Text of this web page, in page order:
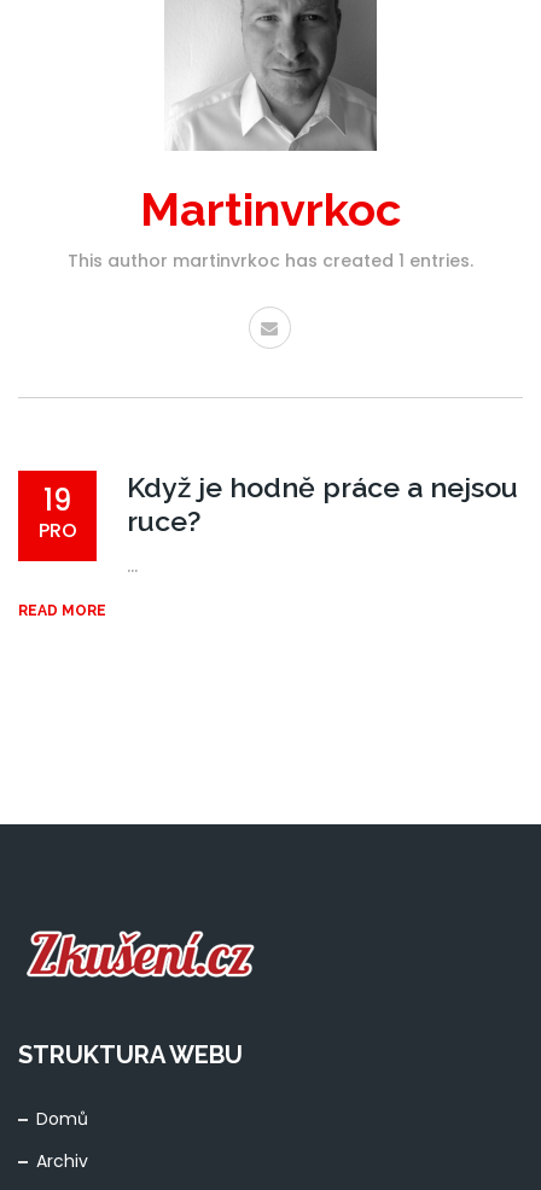
Martinvrkoc
This author martinvrkoc has created 1 entries.
19
PRO
Když je hodně práce a nejsou
ruce?
...
READ MORE
STRUKTURA WEBU
Domů
Archiv